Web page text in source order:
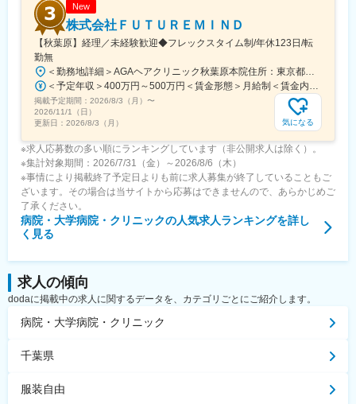
New
株式会社ＦＵＴＵＲＥＭＩＮＤ
【秋葉原】経理／未経験歓迎◆フレックスタイム制/年休123日/転
勤無
掲載予定期間： 2026/8/3（月） 〜
2026/11/1（日）
更新日： 2026/8/3（月） 気になる
※求人応募数の多い順にランキングしています（非公開求人は除く）。
※集計対象期間：2026/7/31（金）～2026/8/6（木）
※事情により掲載終了予定日よりも前に求人募集が終了していることもご
ざいます。その場合は当サイトから応募はできませんので、あらかじめご
了承ください。
病院・大学病院・クリニックの人気求人ランキングを詳し
く見る
求人の傾向
dodaに掲載中の求人に関するデータを、カテゴリごとにご紹介します。
病院・大学病院・クリニック
千葉県
服装自由